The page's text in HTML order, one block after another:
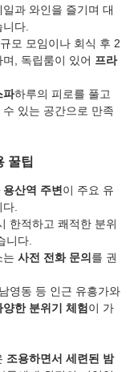
과 와인을 즐기며 대
다.
모 모임이나 회식 후 2
, 독립룸이 있어 프라
파하루의 피로를 풀고
수 있는 공간으로 만족
꿀팁
산역 주변 이 주요 유
.
한적하고 쾌적한 분위
니다.
는 사전 전화 문의 를 권
영동 등 인근 유흥가와
양한 분위기 체험이 가
조용하면서 세련된 밤